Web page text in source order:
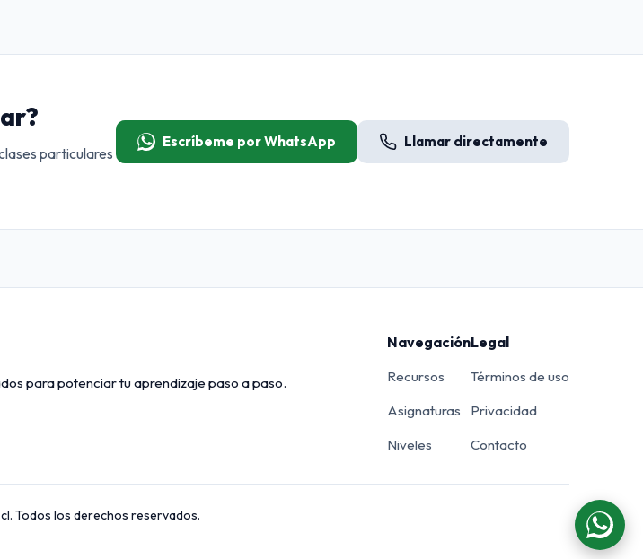
particulares
Escríbeme por WhatsApp Llamar directamente
para potenciar tu aprendizaje paso a paso.
Navegación
Recursos
Asignaturas
Niveles
Legal
Términos de uso
Privacidad
Contacto
Todos los derechos reservados.